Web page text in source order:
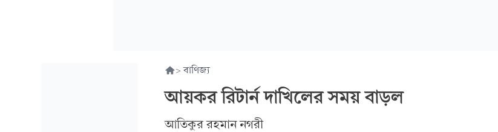
> বাণিজ্য
আয়কর রিটার্ন দাখিলের সময় বাড়ল
আতিকুর রহমান নগরী